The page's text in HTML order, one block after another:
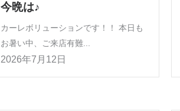
今晩は♪
カーレボリューションです！！ 本日も
お暑い中、ご来店有難...
2026年7月12日